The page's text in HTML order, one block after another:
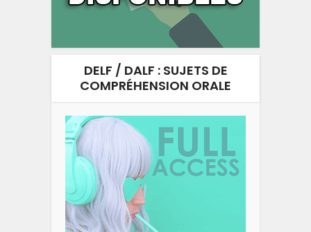
DELF / DALF : SUJETS DE
COMPRÉHENSION ORALE